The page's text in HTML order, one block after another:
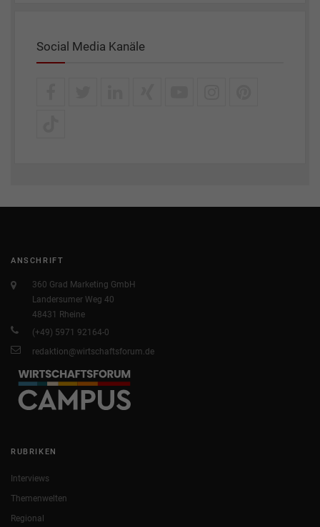
Social Media Kanäle
ANSCHRIFT
360 Grad Marketing GmbH
Landersumer Weg 40
48431 Rheine
(+49) 5971 92164-0
redaktion@wirtschaftsforum.de
RUBRIKEN
Interviews
Themenwelten
Regional